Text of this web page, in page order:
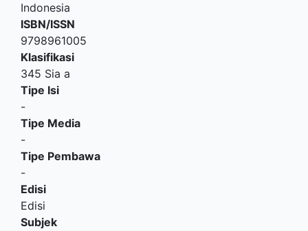
Indonesia
ISBN/ISSN
9798961005
Klasifikasi
345 Sia a
Tipe Isi
-
Tipe Media
-
Tipe Pembawa
-
Edisi
Edisi
Subjek